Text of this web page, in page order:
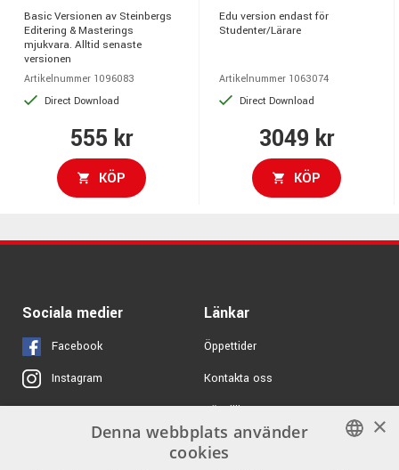
Basic Versionen av Steinbergs
Editering & Masterings
mjukvara. Alltid senaste
versionen
Artikelnummer 1096083
Direct Download
555 kr
KÖP
Edu version endast för
Studenter/Lärare
Artikelnummer 1063074
Direct Download
3049 kr
KÖP
Sociala medier
Facebook
Instagram
X
Youtube
Länkar
Öppettider
Kontakta oss
Köpvillkor
Butiken
×
Denna webbplats använder
cookies